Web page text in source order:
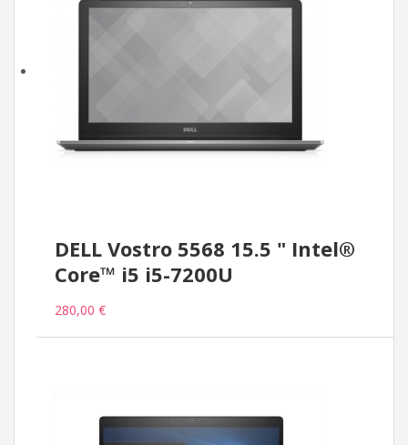
DELL Vostro 5568 15.5 " Intel®
Core™ i5 i5-7200U
280,00 €